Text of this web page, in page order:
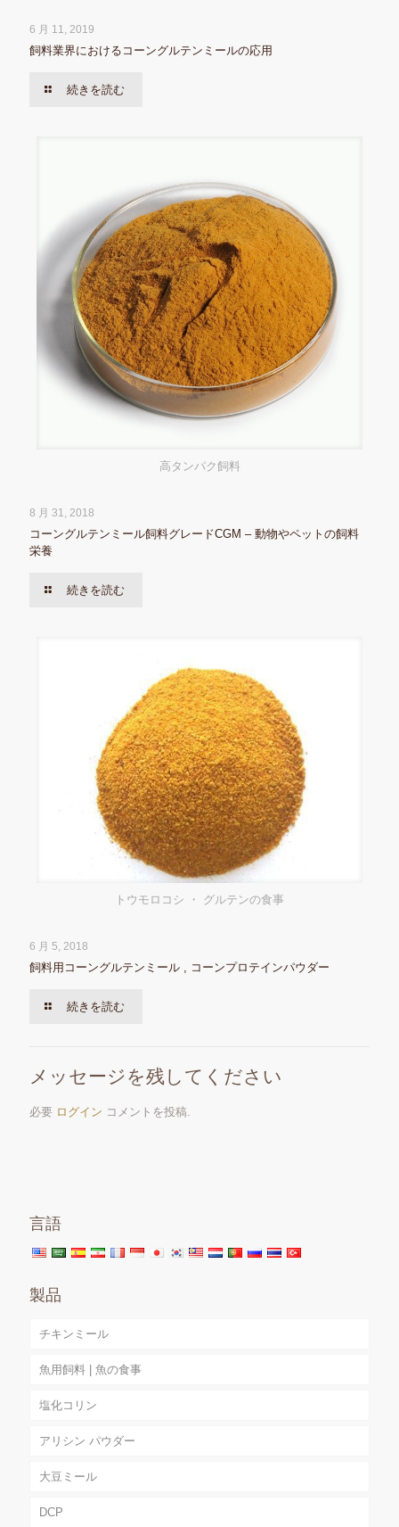
6 月 11, 2019
飼料業界におけるコーングルテンミールの応用
続きを読む
高タンパク飼料
8 月 31, 2018
コーングルテンミール飼料グレードCGM – 動物やペットの飼料
栄養
続きを読む
トウモロコシ ・ グルテンの食事
6 月 5, 2018
飼料用コーングルテンミール , コーンプロテインパウダー
続きを読む
メッセージを残してください
必要 ログイン コメントを投稿.
言語
製品
チキンミール
魚用飼料 | 魚の食事
塩化コリン
アリシン パウダー
大豆ミール
DCP